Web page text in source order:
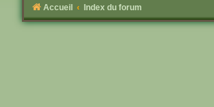
Accueil Index du forum